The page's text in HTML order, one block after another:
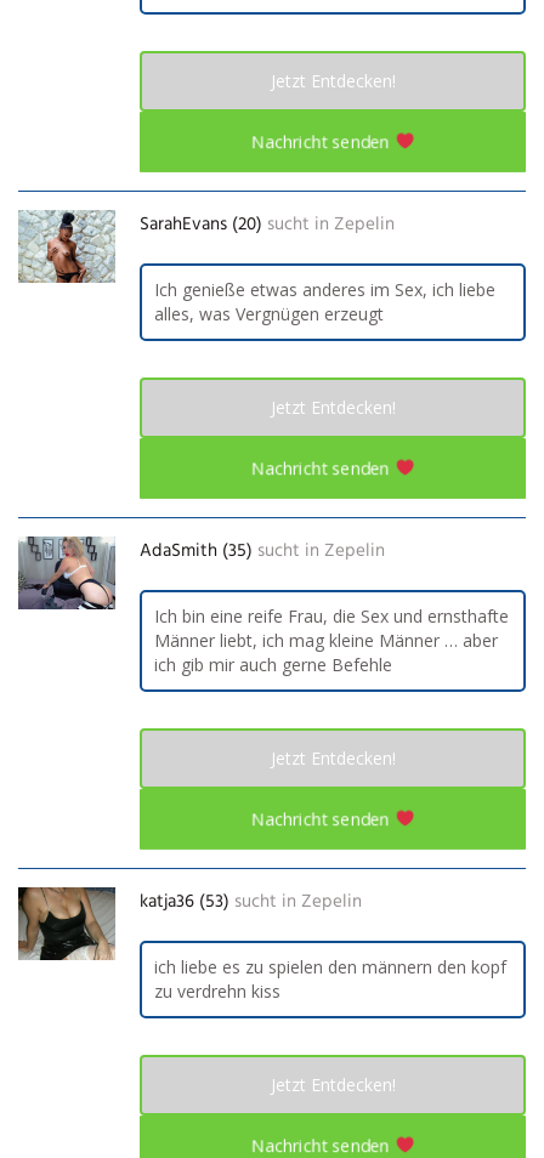
Jetzt Entdecken!
Nachricht senden
SarahEvans (20) sucht in Zepelin
Ich genieße etwas anderes im Sex, ich liebe
alles, was Vergnügen erzeugt
Jetzt Entdecken!
Nachricht senden
AdaSmith (35) sucht in Zepelin
Ich bin eine reife Frau, die Sex und ernsthafte
Männer liebt, ich mag kleine Männer … aber
ich gib mir auch gerne Befehle
Jetzt Entdecken!
Nachricht senden
katja36 (53) sucht in Zepelin
ich liebe es zu spielen den männern den kopf
zu verdrehn kiss
Jetzt Entdecken!
Nachricht senden